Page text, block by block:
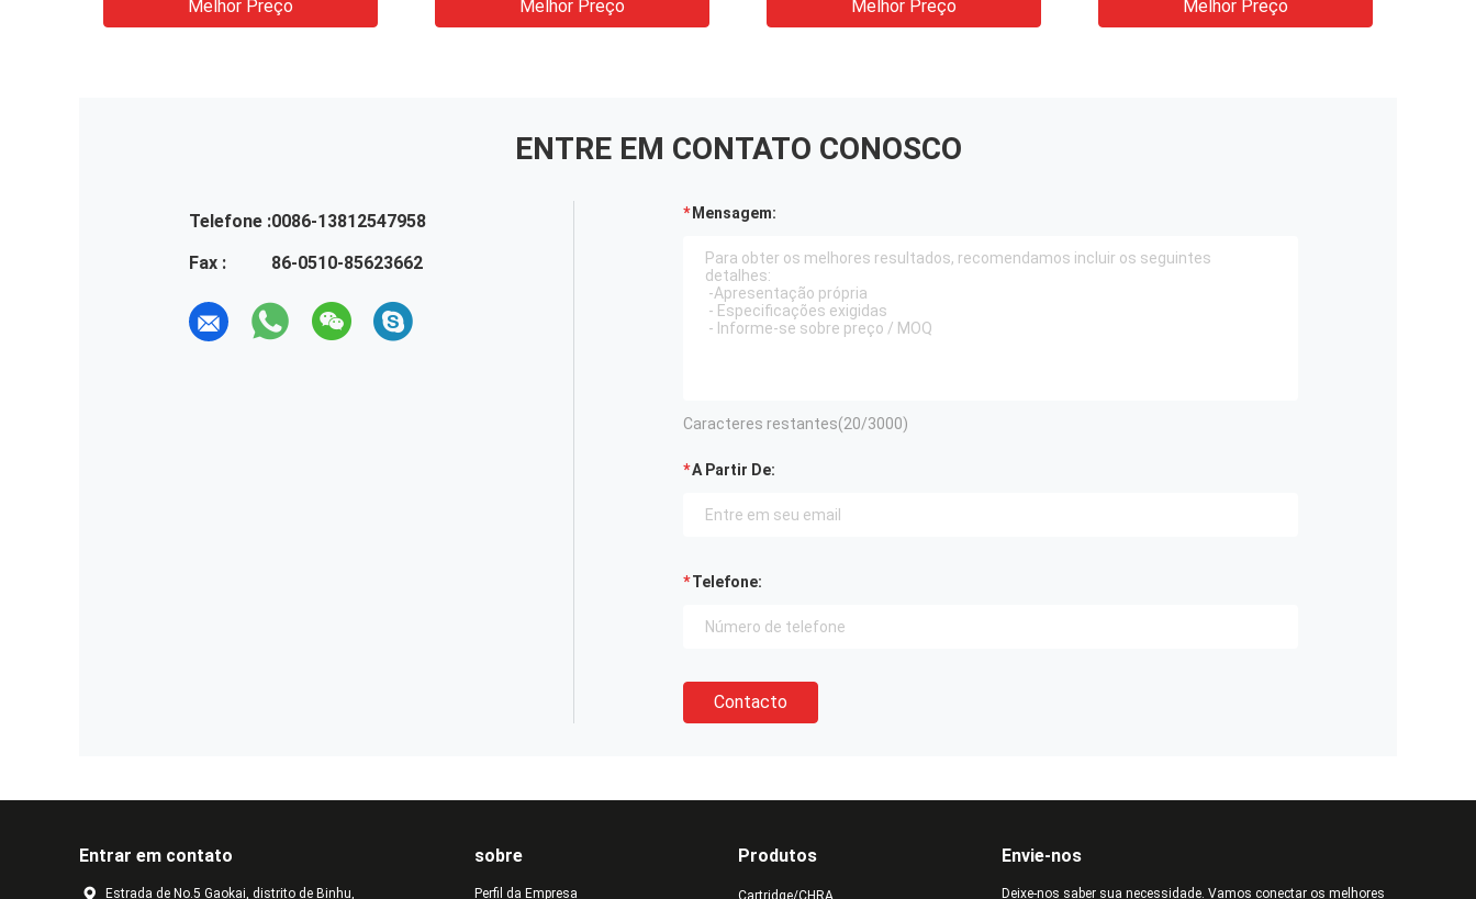
Melhor Preço Melhor Preço Melhor Preço Melhor Preço
ENTRE EM CONTATO CONOSCO
Telefone :0086-13812547958
Fax :
86-0510-85623662
Mensagem:
Caracteres restantes(20/3000)
A Partir De:
Telefone:
Contacto
Entrar em contato
Estrada de No.5 Gaokai, distrito de Binhu,
sobre
Perfil da Empresa
Produtos
Cartridge/CHRA
Envie-nos
Deixe-nos saber sua necessidade. Vamos conectar os melhores